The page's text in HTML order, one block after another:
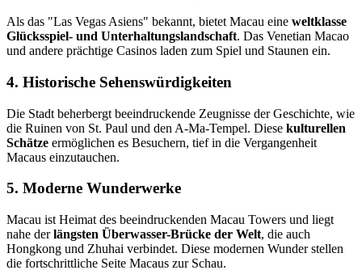
Als das "Las Vegas Asiens" bekannt, bietet Macau eine weltklasse
Glücksspiel- und Unterhaltungslandschaft. Das Venetian Macao
und andere prächtige Casinos laden zum Spiel und Staunen ein.
4. Historische Sehenswürdigkeiten
Die Stadt beherbergt beeindruckende Zeugnisse der Geschichte, wie
die Ruinen von St. Paul und den A-Ma-Tempel. Diese kulturellen
Schätze ermöglichen es Besuchern, tief in die Vergangenheit
Macaus einzutauchen.
5. Moderne Wunderwerke
Macau ist Heimat des beeindruckenden Macau Towers und liegt
nahe derlängsten Überwasser-Brücke der Welt, die auch
Hongkong und Zhuhai verbindet. Diese modernen Wunder stellen
die fortschrittliche Seite Macaus zur Schau.